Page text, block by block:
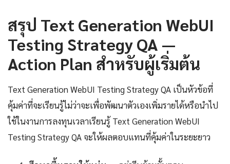
สรุป Text Generation WebUI
Testing Strategy QA —
Action Plan สำหรับผู้เริ่มต้น
Text Generation WebUI Testing Strategy QA เป็นหัวข้อที่
คุ้มค่าที่จะเรียนรู้ไม่ว่าจะเพื่อพัฒนาตัวเองเพิ่มรายได้หรือนำไป
ใช้ในงานการลงทุนเวลาเรียนรู้ Text Generation WebUI
Testing Strategy QA จะให้ผลตอบแทนที่คุ้มค่าในระยะยาว